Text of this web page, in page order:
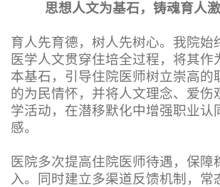
思想人文为基石，铸魂育人
育人先育德，树人先树心。我院始
医学人文贯穿住培全过程，将其作
本基石，引导住院医师树立崇高的
的为民情怀，并将人文理念、爱伤
学活动，在潜移默化中增强职业认
感。
医院多次提高住院医师待遇，保障
入。同时建立多渠道反馈机制，常